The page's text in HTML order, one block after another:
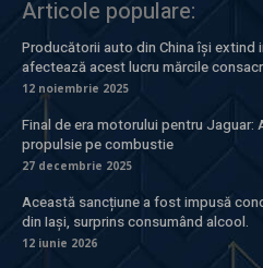
Articole populare:
Producătorii auto din China își extind
afectează acest lucru mărcile
12 noiembrie 2025
Final de era motorului pentru
propulsie pe combustie
27 decembrie 2025
Această sancțiune a fost impusă
din Iași, surprins consumând alcool.
12 iunie 2026